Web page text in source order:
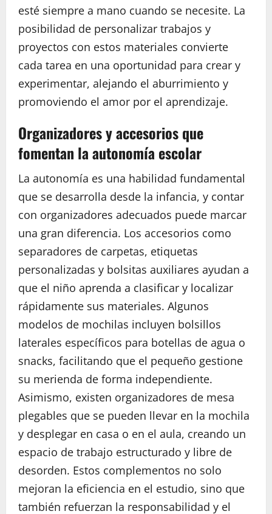
esté siempre a mano cuando se necesite. La
posibilidad de personalizar trabajos y
proyectos con estos materiales convierte
cada tarea en una oportunidad para crear y
experimentar, alejando el aburrimiento y
promoviendo el amor por el aprendizaje.
Organizadores y accesorios que
fomentan la autonomía escolar
La autonomía es una habilidad fundamental
que se desarrolla desde la infancia, y contar
con organizadores adecuados puede marcar
una gran diferencia. Los accesorios como
separadores de carpetas, etiquetas
personalizadas y bolsitas auxiliares ayudan a
que el niño aprenda a clasificar y localizar
rápidamente sus materiales. Algunos
modelos de mochilas incluyen bolsillos
laterales específicos para botellas de agua o
snacks, facilitando que el pequeño gestione
su merienda de forma independiente.
Asimismo, existen organizadores de mesa
plegables que se pueden llevar en la mochila
y desplegar en casa o en el aula, creando un
espacio de trabajo estructurado y libre de
desorden. Estos complementos no solo
mejoran la eficiencia en el estudio, sino que
también refuerzan la responsabilidad y el